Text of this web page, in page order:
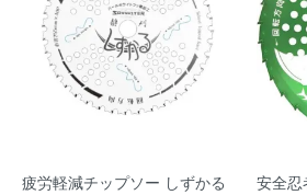
疲労軽減チップソー しずかる
安全忍